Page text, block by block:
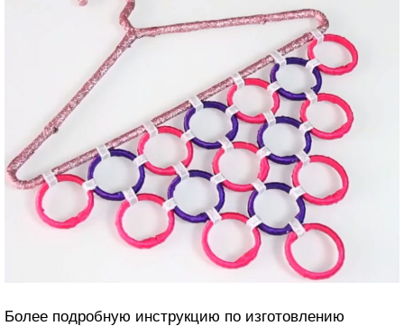
Более подробную инструкцию по изготовлению